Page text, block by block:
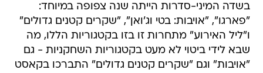
בשדה המיני-סדרות הייתה שנה צפופה במיוחד:
"פארגו", "אויבות: בטי וג'ואן", "שקרים קטנים גדולים"
ו"ליל האירוע" מתחרות זו בזו בקטגוריות הללו, מה
שבא לידי ביטוי לא מעט בקטגוריות השחקניות - גם
"אויבות" וגם "שקרים קטנים גדולים" התברכו בקאסט